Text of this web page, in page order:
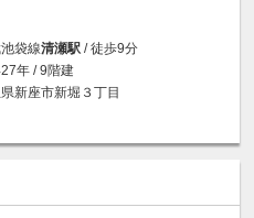
袋線清瀬駅 / 徒歩9分
年 / 9階建
新座市新堀３丁目